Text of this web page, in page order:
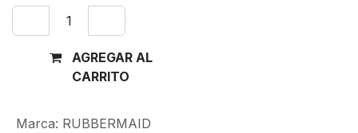
AGREGAR AL
CARRITO
Marca: RUBBERMAID